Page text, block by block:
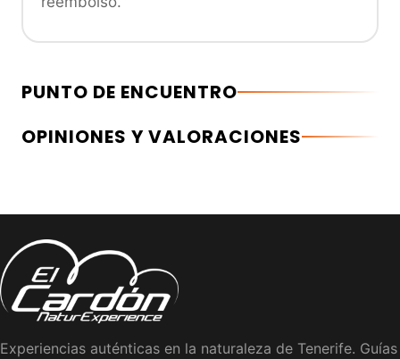
PUNTO DE ENCUENTRO
OPINIONES Y VALORACIONES
Experiencias auténticas en la naturaleza de Tenerife. Guías